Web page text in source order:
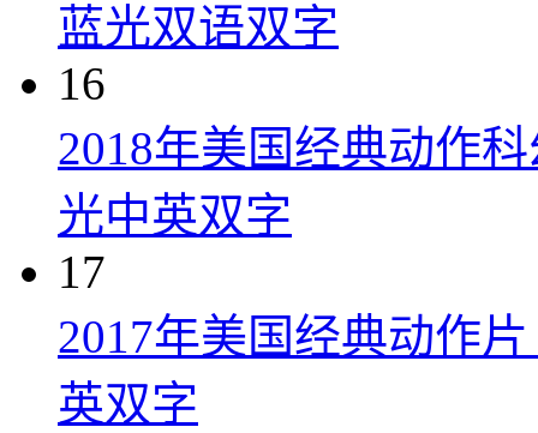
蓝光双语双字
16
2018年美国经典动作
光中英双字
17
2017年美国经典动作
英双字